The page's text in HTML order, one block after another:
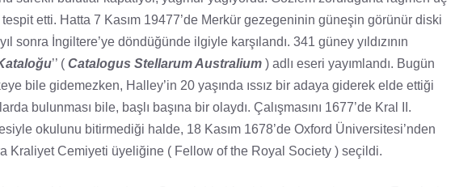
etti. Hatta 7 Kasım 19477’de Merkür gezegeninin güneşin görünür diski
sonra İngiltere’ye döndüğünde ilgiyle karşılandı. 341 güney yıldızının
Kataloğu’’ ( Catalogus Stellarum Australium ) adlı eseri yayımlandı. Bugün
bile gidemezken, Halley’in 20 yaşında ıssız bir adaya giderek elde ettiği
bulunması bile, başlı başına bir olaydı. Çalışmasını 1677’de Kral II.
okulunu bitirmediği halde, 18 Kasım 1678’de Oxford Üniversitesi’nden
Kraliyet Cemiyeti üyeliğine ( Fellow of the Royal Society ) seçildi.